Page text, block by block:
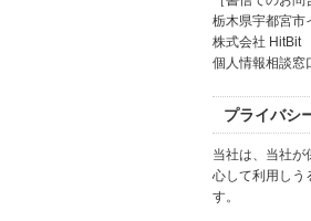
栃木県宇都宮市
株式会社 HitBit
個人情報相談窓
プライバシ
当社は、当社が
心して利用しう
す。